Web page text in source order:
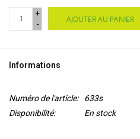
SPECIALS
+
-
AJOUTER AU PANIER
Informations
Numéro de l'article:
633s
Disponibilité:
En stock